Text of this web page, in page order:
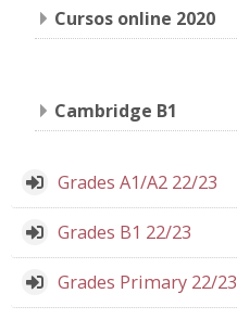
Cursos online 2020
Cambridge B1
Grades A1/A2 22/23
Grades B1 22/23
Grades Primary 22/23